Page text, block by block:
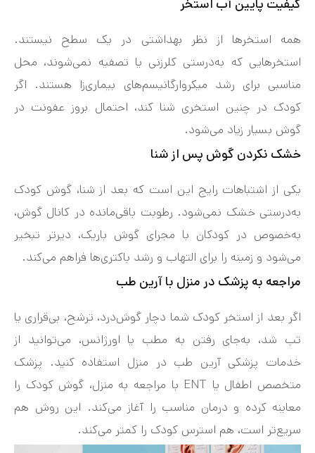
کیفیت پایین آب استخر
همه استخرها از نظر بهداشتی در یک سطح نیستند.
استخرهایی که به‌درستی کلرزنی یا تصفیه نمی‌شوند، محل
مناسبی برای رشد میکروارگانیسم‌های بیماری‌زا هستند. اگر
کودک در چنین استخری شنا کند، احتمال بروز عفونت در
گوش بسیار زیاد می‌شود.
خشک نکردن گوش پس از شنا
یکی از اشتباهات رایج این است که بعد از شنا، گوش کودک
به‌درستی خشک نمی‌شود. رطوبت باقی‌مانده در کانال گوش،
به‌خصوص در کودکان با مجرای گوش باریک، دیرتر تبخیر
می‌شود و زمینه را برای التهاب و رشد باکتری‌ها فراهم می‌کند.
مراجعه به پزشک در منزل با آرین طب
اگر بعد از استخر کودک شما دچار گوش‌درد، ترشح، بی‌قراری یا
تب شد، به‌جای رفتن به مطب یا اورژانس، می‌توانید از
خدمات پزشکی آرین طب در منزل استفاده کنید. پزشک
متخصص اطفال یا ENT با مراجعه به منزل، گوش کودک را
معاینه کرده و درمان مناسب را آغاز می‌کند. این روش هم
سریع‌تر است، هم استرس کودک را کمتر می‌کند.